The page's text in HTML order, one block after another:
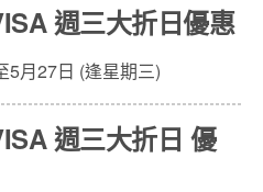
週三大折日優惠
5月27日 (逢星期三)
週三大折日 優